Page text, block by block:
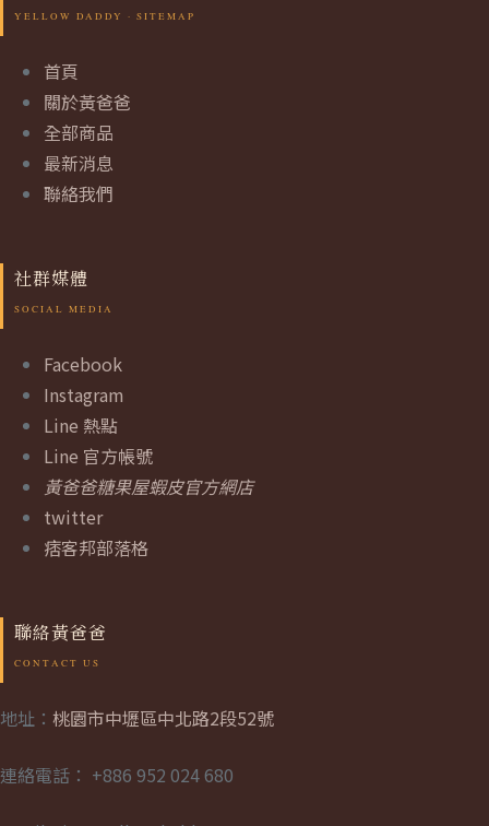
首頁
關於黃爸爸
全部商品
最新消息
聯絡我們
社群媒體
Facebook
Instagram
Line 熱點
Line 官方帳號
黃爸爸糖果屋蝦皮官方網店
twitter
痞客邦部落格
聯絡黃爸爸
地址： 桃園市中壢區中北路2段52號
連絡電話： +886 952 024 680